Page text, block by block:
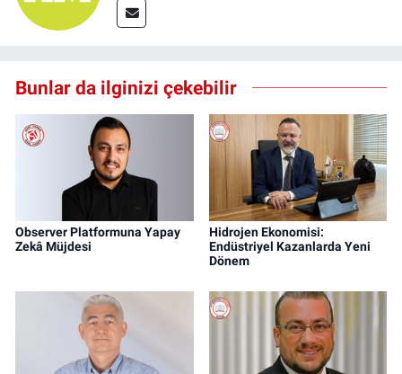
Bunlar da ilginizi çekebilir
Observer Platformuna Yapay
Zekâ Müjdesi
Hidrojen Ekonomisi:
Endüstriyel Kazanlarda Yeni
Dönem